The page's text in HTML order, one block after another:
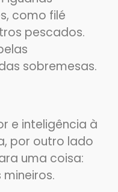
como filé
pescados.
sobremesas.
e inteligência à
por outro lado
uma coisa: